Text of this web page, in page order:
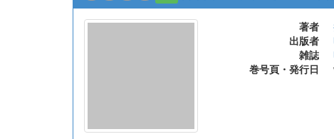
著者
出版者
雑誌
巻号頁・発行日